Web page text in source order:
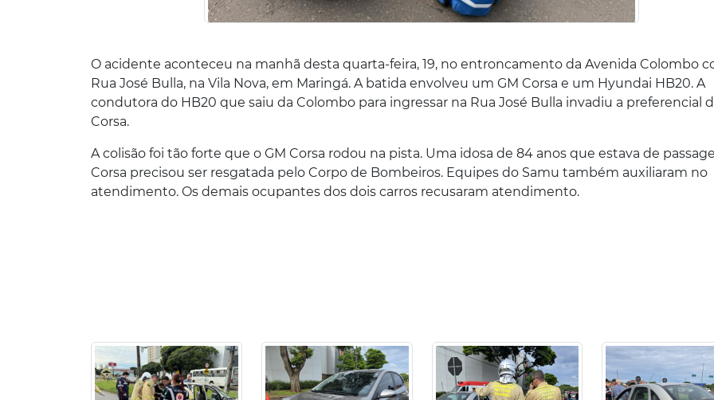
O acidente aconteceu na manhã desta quarta-feira, 19, no entroncamento da Avenida Colombo
Rua José Bulla, na Vila Nova, em Maringá. A batida envolveu um GM Corsa e um Hyundai HB20. A
condutora do HB20 que saiu da Colombo para ingressar na Rua José Bulla invadiu a preferencial
Corsa.
A colisão foi tão forte que o GM Corsa rodou na pista. Uma idosa de 84 anos que estava de
Corsa precisou ser resgatada pelo Corpo de Bombeiros. Equipes do Samu também auxiliaram no
atendimento. Os demais ocupantes dos dois carros recusaram atendimento.